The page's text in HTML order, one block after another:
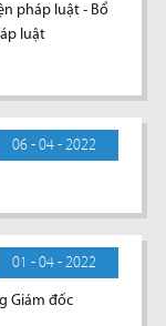
pháp luật - Bổ
luật
06 - 04 - 2022
01 - 04 - 2022
Giám đốc